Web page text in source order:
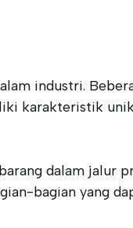
industri.
karakteristik
dalam jalur
bagian yang